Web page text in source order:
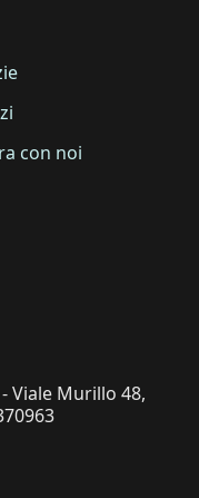
con noi
Viale Murillo 48,